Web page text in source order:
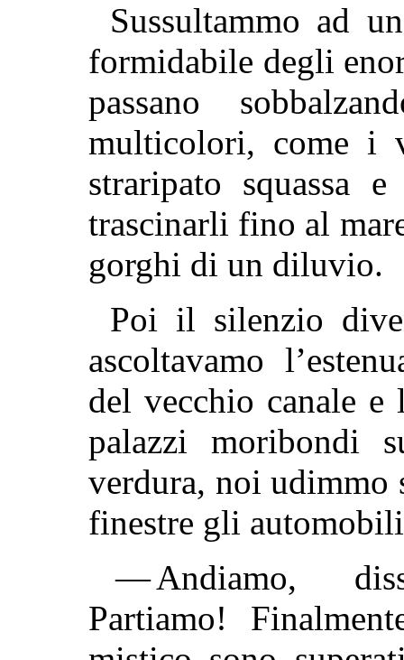
Sussultammo ad
formidabile degli
passano
multicolori, come i
straripato squassa
trascinarli fino al
gorghi di un diluvio.
Poi il silenzio
ascoltavamo
del vecchio canale e
palazzi moribondi
verdura, noi udimmo
finestre gli
— Andiamo,
Partiamo!